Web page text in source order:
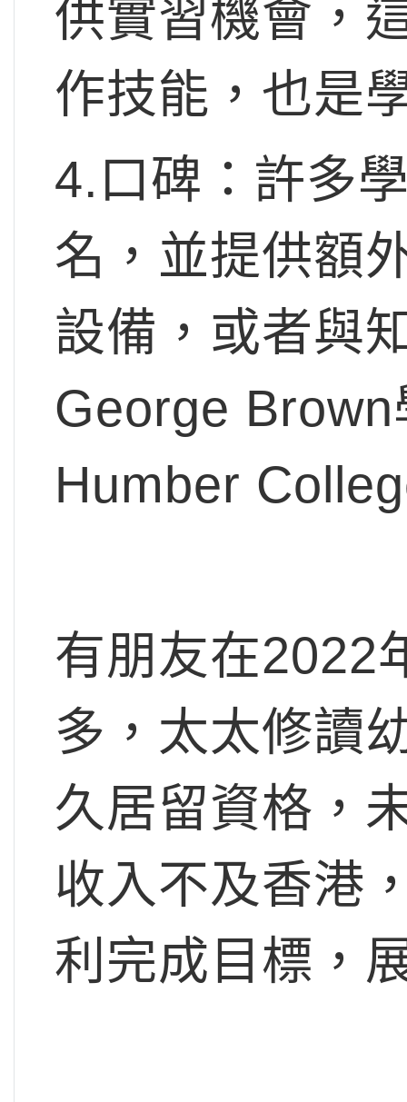
供實習機會，
作技能，也是
4.口碑：許多
名，並提供額
設備，或者與
George
Humber
有朋友在2022
多，太太修讀
久居留資格，
收入不及香港
利完成目標，